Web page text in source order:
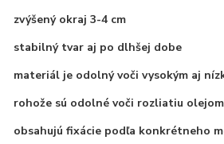
zvýšený okraj 3-4 cm
stabilný tvar aj po dlhšej dobe
materiál je odolný voči vysokým aj
rohože sú odolné voči rozliatiu
obsahujú fixácie podľa konkrétneho